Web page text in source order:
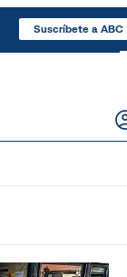
Suscríbete a ABC